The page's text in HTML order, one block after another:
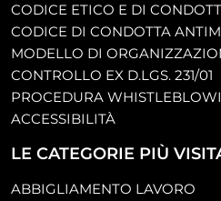
CODICE ETICO E DI
CODICE DI CONDOTTA
MODELLO DI
CONTROLLO EX D.LGS. 231/01
PROCEDURA
ACCESSIBILITÀ
LE CATEGORIE PIÙ
ABBIGLIAMENTO LAVORO